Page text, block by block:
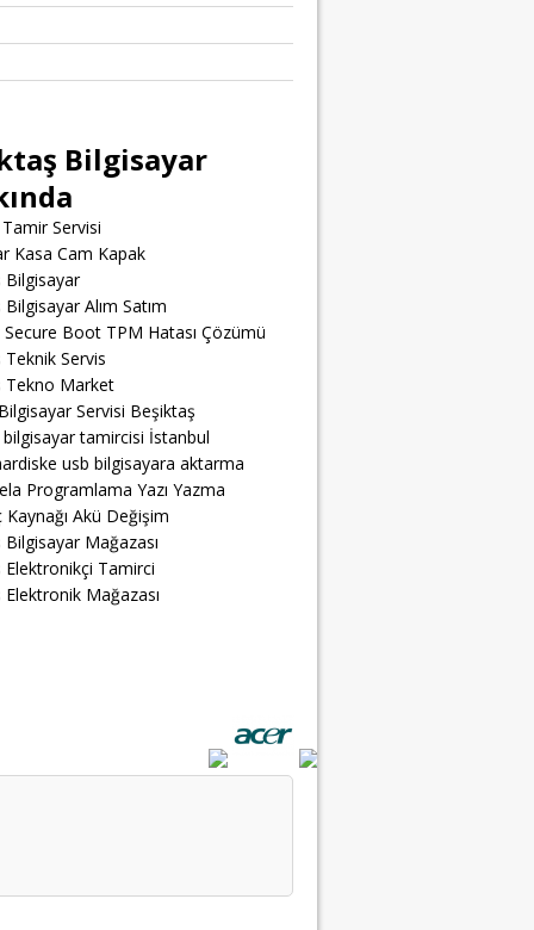
Bilgisayar
Servisi
Kasa Cam Kapak
Bilgisayar
Alım Satım
Boot TPM Hatası Çözümü
Servis
Tekno Market
Servisi Beşiktaş
bilgisayar tamircisi İstanbul
usb bilgisayara aktarma
Programlama Yazı Yazma
Kaynağı Akü Değişim
Mağazası
Elektronikçi Tamirci
Mağazası